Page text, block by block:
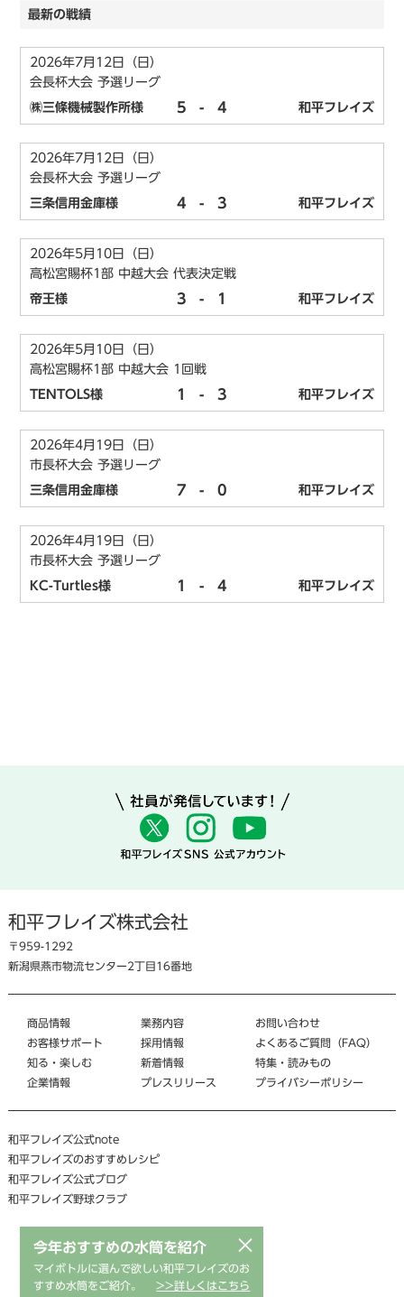
最新の戦績
2026年7月12日（日）
会長杯大会 予選リーグ
㈱三條機械製作所様 5 - 4 和平フレイズ
2026年7月12日（日）
会長杯大会 予選リーグ
三条信用金庫様 4 - 3 和平フレイズ
2026年5月10日（日）
高松宮賜杯1部 中越大会 代表決定戦
帝王様 3 - 1 和平フレイズ
2026年5月10日（日）
高松宮賜杯1部 中越大会 1回戦
TENTOLS様 1 - 3 和平フレイズ
2026年4月19日（日）
市長杯大会 予選リーグ
三条信用金庫様 7 - 0 和平フレイズ
2026年4月19日（日）
市長杯大会 予選リーグ
KC-Turtles様 1 - 4 和平フレイズ
和平フレイズ株式会社
〒959-1292
新潟県燕市物流センター2丁目16番地
商品情報
お客様サポート
知る・楽しむ
企業情報
業務内容
採用情報
新着情報
プレスリリース
お問い合わせ
よくあるご質問（FAQ）
特集・読みもの
プライバシーポリシー
和平フレイズ公式note
和平フレイズのおすすめレシピ
和平フレイズ公式ブログ
和平フレイズ野球クラブ
×
今年おすすめの水筒を紹介
マイボトルに選んで欲しい和平フレイズのお
すすめ水筒をご紹介。
>>詳しくはこちら